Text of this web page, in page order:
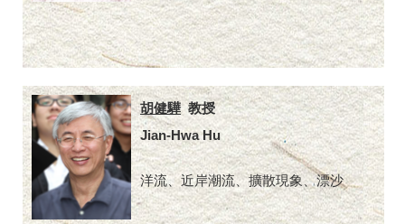
胡健驊教授
Jian-Hwa Hu
洋流、近岸潮流、擴散現象、漂沙